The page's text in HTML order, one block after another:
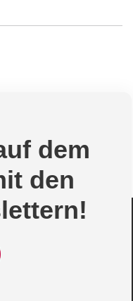
dem
den